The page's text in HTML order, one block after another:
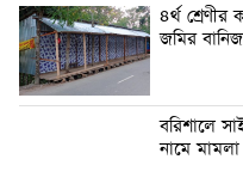
৪র্থ শ্রেণীর
জমির
বরিশালে
নামে মামলা